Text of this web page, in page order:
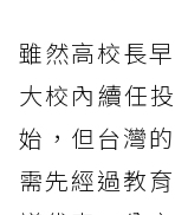
雖然高校長
大校內續任
始，但台灣
需先經過教